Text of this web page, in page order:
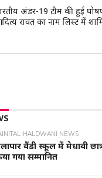
अंडर-19 टीम की हुई
रावत का नाम लिस्ट में
HALDWANI NEWS
वैंडी स्कूल में मेधावी
गया सम्मानित